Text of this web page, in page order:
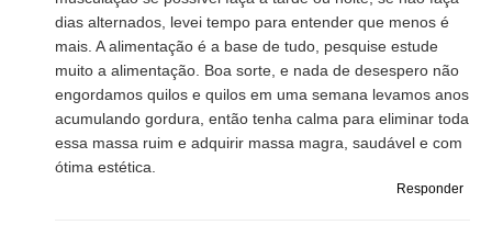
dias alternados, levei tempo para entender que menos é
mais. A alimentação é a base de tudo, pesquise estude
muito a alimentação. Boa sorte, e nada de desespero não
engordamos quilos e quilos em uma semana levamos anos
acumulando gordura, então tenha calma para eliminar toda
essa massa ruim e adquirir massa magra, saudável e com
ótima estética.
Responder